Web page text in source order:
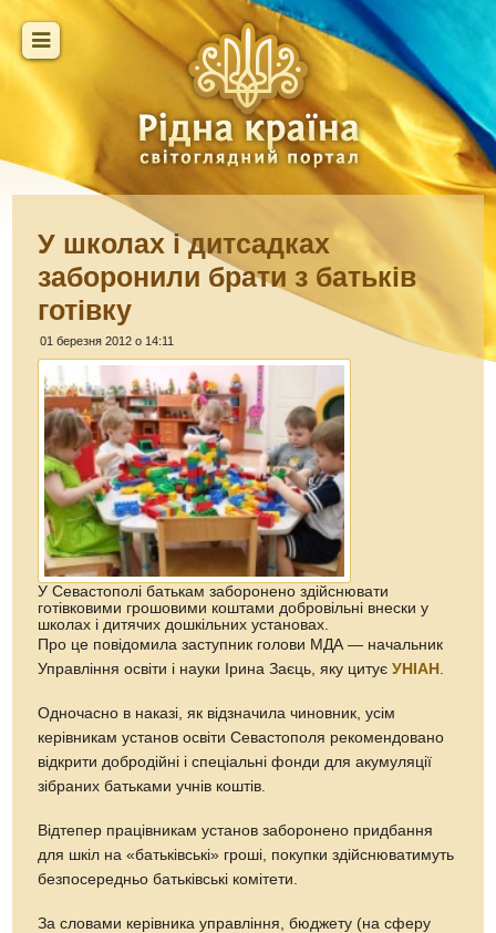
У школах і дитсадках
заборонили брати з батьків
готівку
01 березня 2012 о 14:11
У Севастополі батькам заборонено здійснювати
готівковими грошовими коштами добровільні внески у
школах і дитячих дошкільних установах.
Про це повідомила заступник голови МДА — начальник
Управління освіти і науки Ірина Заєць, яку цитуєУНІАН
Одночасно в наказі, як відзначила чиновник, усім
керівникам установ освіти Севастополя рекомендовано
відкрити добродійні і спеціальні фонди для акумуляції
зібраних батьками учнів коштів.
Відтепер працівникам установ заборонено придбання
для шкіл на «батьківські» гроші, покупки здійснюватимуть
безпосередньо батьківські комітети.
За словами керівника управління, бюджету (на сферу